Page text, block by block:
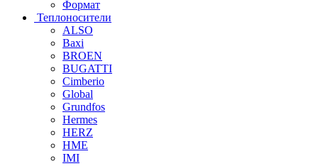
Формат
Теплоносители
ALSO
Baxi
BROEN
BUGATTI
Cimberio
Global
Grundfos
Hermes
HERZ
HME
IMI